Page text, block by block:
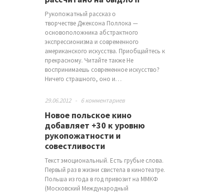
Рукопожатный рассказ о
творчестве Джексона Поллока —
основоположника абстрактного
экспрессионизма и современного
американского искусства. Приобщайтесь к
прекрасному. Читайте также Не
воспринимаешь современное искусство?
Ничего страшного, оно и…
29.06.2012 - 6 комментариев
Новое польское кино
добавляет +30 к уровню
рукопожатности и
совестливости
Текст эмоциональный. Есть грубые слова.
Первый раз в жизни свистела в кинотеатре.
Польша из года в год привозит на ММКФ
(Московский Международный